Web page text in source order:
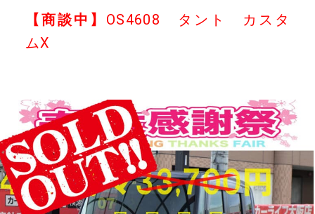
【商談中】 OS4608 タント カスタ
ムX